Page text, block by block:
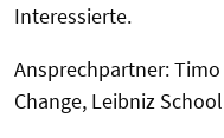
Interessierte.
Ansprechpartner:
Change, Leibniz